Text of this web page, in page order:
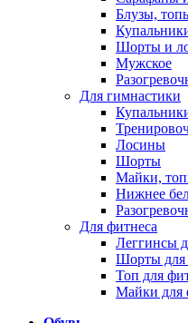
Блузы,
Шорты и
Мужское
Для гимнастики
Лосины
Шорты
Майки,
Нижнее
Для фитнеса
Леггинсы
Шорты для
Топ для
Майки для